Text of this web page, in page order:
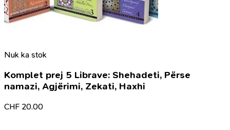
Nuk ka stok
Komplet prej 5 Librave: Shehadeti, Përse
namazi, Agjërimi, Zekati, Haxhi
CHF 20.00